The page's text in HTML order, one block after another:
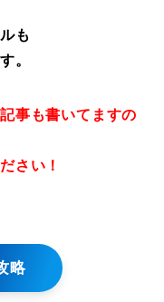
も
。
事も書いてますの
さい！
略